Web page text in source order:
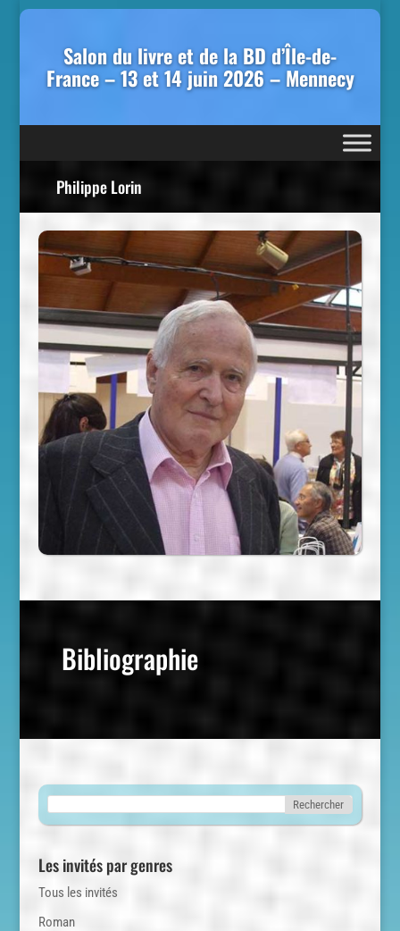
Salon du livre et de la BD d’Île-de-
France – 13 et 14 juin 2026 – Mennecy
Philippe Lorin
Bibliographie
Les invités par genres
Tous les invités
Roman